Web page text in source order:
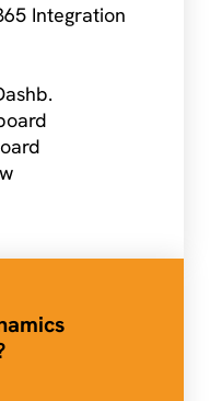
Integration